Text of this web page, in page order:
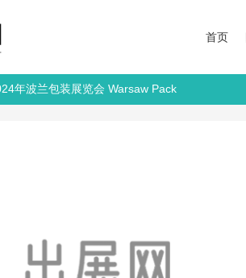
首页
年波兰包装展览会 Warsaw Pack